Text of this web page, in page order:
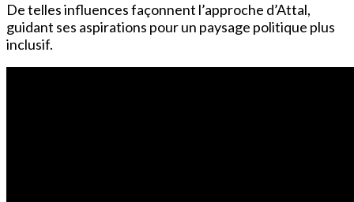
De telles influences façonnent l’approche d’Attal,
guidant ses aspirations pour un paysage politique plus
inclusif.